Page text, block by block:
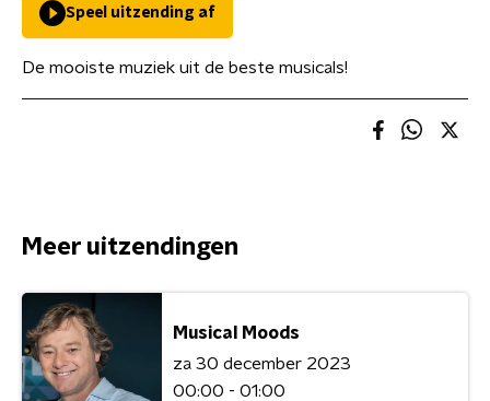
Speel uitzending af
De mooiste muziek uit de beste musicals!
Meer uitzendingen
Musical Moods
za 30 december 2023
00:00 - 01:00